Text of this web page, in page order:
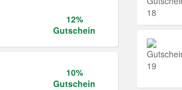
12%
Gutschein
10%
Gutschein